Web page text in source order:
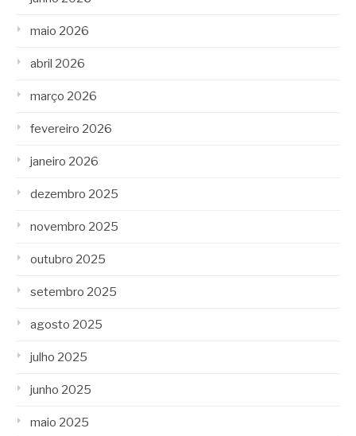
maio 2026
abril 2026
março 2026
fevereiro 2026
janeiro 2026
dezembro 2025
novembro 2025
outubro 2025
setembro 2025
agosto 2025
julho 2025
junho 2025
maio 2025